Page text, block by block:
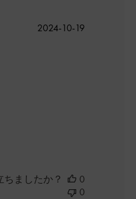
公
2024-10-19
ましたか？
0
0